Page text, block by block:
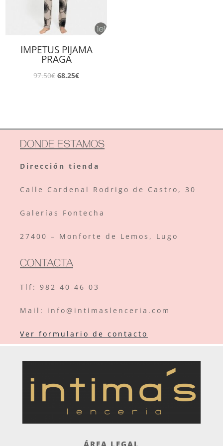
IMPETUS PIJAMA
PRAGA
97.50€El
97.50€.
68.25€El
68.25€.
DONDE ESTAMOS
Dirección tienda
Calle Cardenal Rodrigo de Castro, 30
Galerías Fontecha
27400 – Monforte de Lemos, Lugo
CONTACTA
Tlf: 982 40 46 03
Mail: info@intimaslenceria.com
Ver formulario de contacto
ÁREA LEGAL